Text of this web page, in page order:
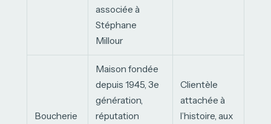
associée à
Stéphane
Millour
Boucherie
Maison fondée
depuis 1945, 3e
génération,
réputation
Clientèle
attachée à
l’histoire, aux